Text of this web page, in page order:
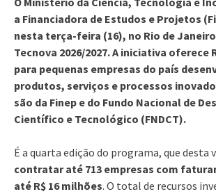
a Financiadora de Estudos e Projetos
nesta terça-feira (16), no Rio de
Tecnova 2026/2027. A iniciativa oferece
para pequenas empresas do país
produtos, serviços e processos
são da Finep e do Fundo Nacional de
Científico e Tecnológico (FNDCT).
É a quarta edição do programa, que desta
contratar até 713 empresas com
até R$ 16 milhões. O total de recursos